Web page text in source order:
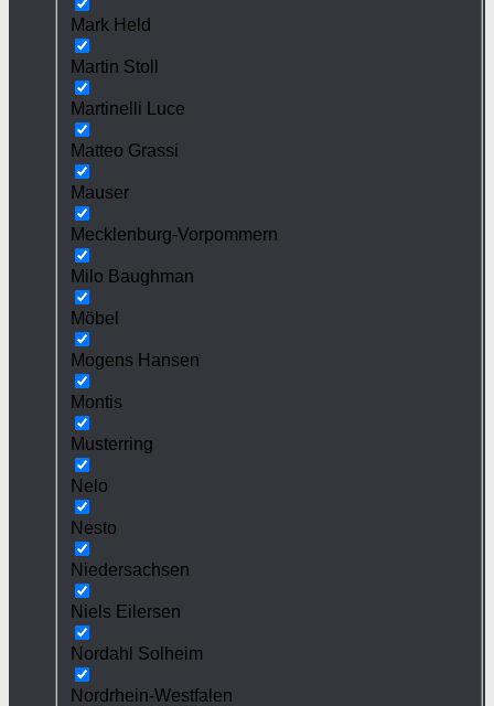
Mark Held
Martin Stoll
Martinelli Luce
Matteo Grassi
Mauser
Mecklenburg-Vorpommern
Milo Baughman
Möbel
Mogens Hansen
Montis
Musterring
Nelo
Nesto
Niedersachsen
Niels Eilersen
Nordahl Solheim
Nordrhein-Westfalen